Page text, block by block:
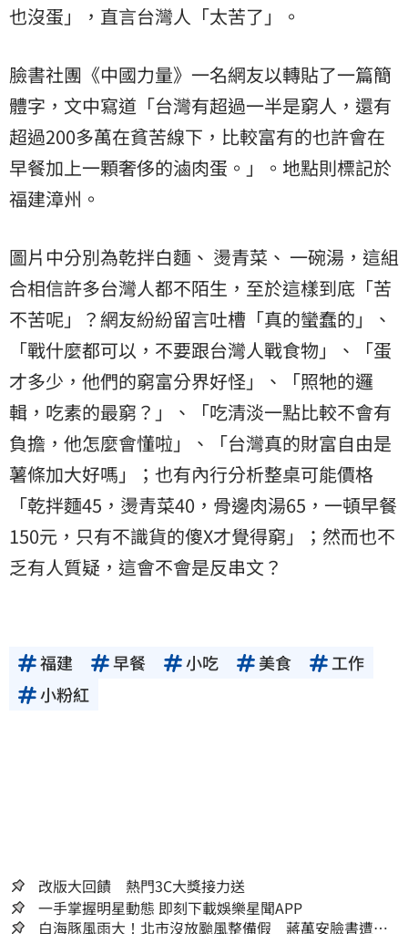
也沒蛋」，直言台灣人「太苦了」。
臉書社團《中國力量》一名網友以轉貼了一篇簡
體字，文中寫道「台灣有超過一半是窮人，還有
超過200多萬在貧苦線下，比較富有的也許會在
早餐加上一顆奢侈的滷肉蛋。」。地點則標記於
福建漳州。
圖片中分別為乾拌白麵、 燙青菜、 一碗湯，這組
合相信許多台灣人都不陌生，至於這樣到底「苦
不苦呢」？網友紛紛留言吐槽「真的蠻蠢的」、
「戰什麼都可以，不要跟台灣人戰食物」、「蛋
才多少，他們的窮富分界好怪」、「照牠的邏
輯，吃素的最窮？」、「吃清淡一點比較不會有
負擔，他怎麼會懂啦」、「台灣真的財富自由是
薯條加大好嗎」；也有內行分析整桌可能價格
「乾拌麵45，燙青菜40，骨邊肉湯65，一頓早餐
150元，只有不識貨的傻X才覺得窮」；然而也不
乏有人質疑，這會不會是反串文？
福建 早餐 小吃 美食
工作
小粉紅
改版大回饋 熱門3C大獎接力送
一手掌握明星動態 即刻下載娛樂星聞APP
白海豚風雨大！北市沒放颱風整備假 蔣萬安臉書遭網